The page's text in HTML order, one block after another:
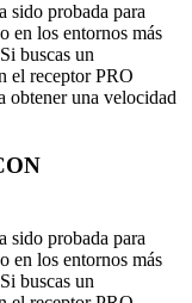
probada para
en los entornos más
buscas un
el receptor PRO
obtener una velocidad
probada para
en los entornos más
buscas un